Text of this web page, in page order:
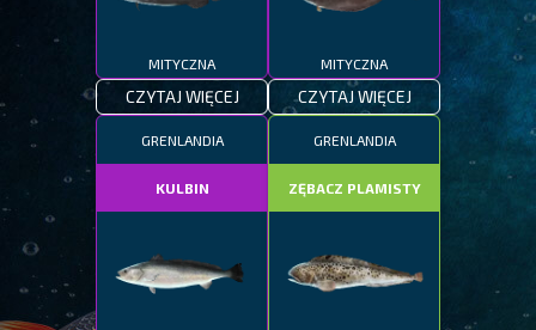
MITYCZNA
CZYTAJ WIĘCEJ
MITYCZNA
CZYTAJ WIĘCEJ
GRENLANDIA
KULBIN
GRENLANDIA
ZĘBACZ PLAMISTY